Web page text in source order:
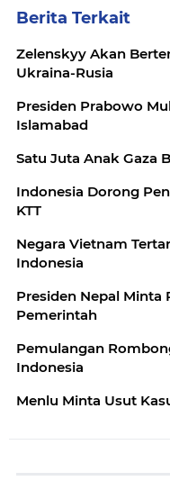
Berita Terkait
Zelenskyy Akan
Ukraina-Rusia
Presiden Prabowo Mulai
Islamabad
Satu Juta Anak Gaza
Indonesia Dorong
KTT
Negara Vietnam
Indonesia
Presiden Nepal Minta
Pemerintah
Pemulangan
Indonesia
Menlu Minta Usut